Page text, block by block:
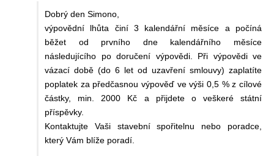
Dobrý den Simono,
výpovědní lhůta činí 3 kalendářní měsíce a počíná
běžet od prvního dne kalendářního měsíce
následujícího po doručení výpovědi. Při výpovědi ve
vázací době (do 6 let od uzavření smlouvy) zaplatíte
poplatek za předčasnou výpověď ve výši 0,5 % z cílové
částky, min. 2000 Kč a přijdete o veškeré státní
příspěvky.
Kontaktujte Vaši stavební spořitelnu nebo poradce,
který Vám blíže poradí.